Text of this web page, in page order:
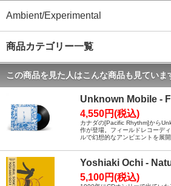
Ambient/Experimental
商品カテゴリー一覧
この商品を見た人はこんな商品も見ていま
Unknown Mobile -
4,550円(税込)
カナダの[Pacific Rhythm]から
作が登場。フィールドレコーデ
ルで幻想的なアンビエントを展開
Yoshiaki Ochi -
5,100円(税込)